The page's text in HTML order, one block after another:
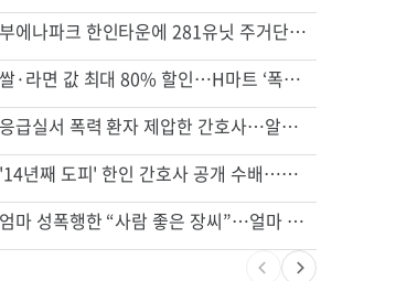
부에나파크 한인타운에 281유닛 주거단지 들어선다
쌀·라면 값 최대 80% 할인…H마트 ‘폭탄 세일’
응급실서 폭력 환자 제압한 간호사…알고 보니
'14년째 도피' 한인 간호사 공개 수배…메디케어 사기 유죄
엄마 성폭행한 “사람 좋은 장씨”…얼마 뒤 딸 배도 불러왔다